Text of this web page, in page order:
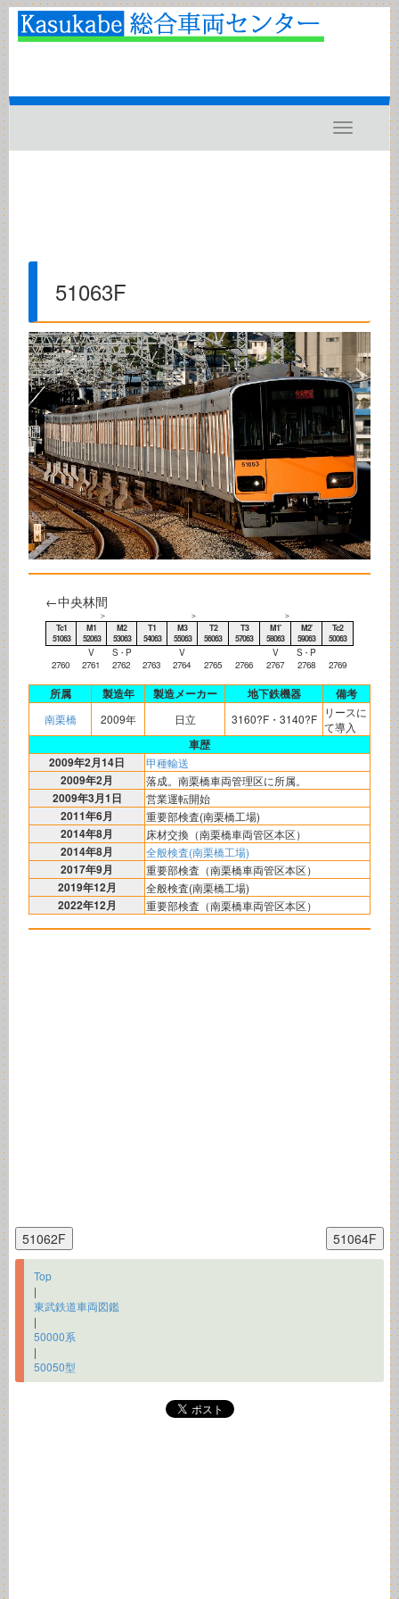
Toggle
navigation
51063F
←中央林間
＞ ＞
＞
Tc1
51063
M1
52063
M2
53063
T1
54063
M3
55063
T2
56063
T3
57063
M1'
58063
M2'
59063
Tc2
50063
V S・P V V
S・P
2760
2761 2762 2763 2764 2765 2766 2767 2768 2769
所属 製造年 製造メーカー 地下鉄機器 備考
南栗橋 2009年 日立 3160?F・3140?F
リースに
て導入
車歴
2009年2月14日
甲種輸送
2009年2月 落成。南栗橋車両管理区に所属。
2009年3月1日 営業運転開始
2011年6月 重要部検査(南栗橋工場)
2014年8月 床材交換（南栗橋車両管区本区）
2014年8月 全般検査(南栗橋工場)
2017年9月 重要部検査（南栗橋車両管区本区）
2019年12月 全般検査(南栗橋工場)
2022年12月 重要部検査（南栗橋車両管区本区）
Top
|
東武鉄道車両図鑑
|
50000系
|
50050型